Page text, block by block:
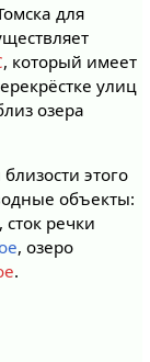
для
, который имеет
улиц
озера
этого
объекты:
сток речки
, озеро
.